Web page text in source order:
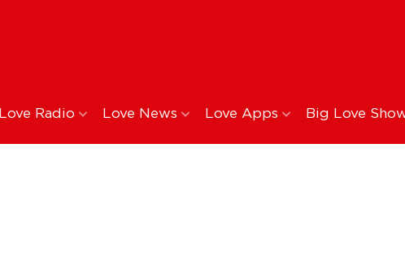
Love Radio Love News Love Apps Big Love